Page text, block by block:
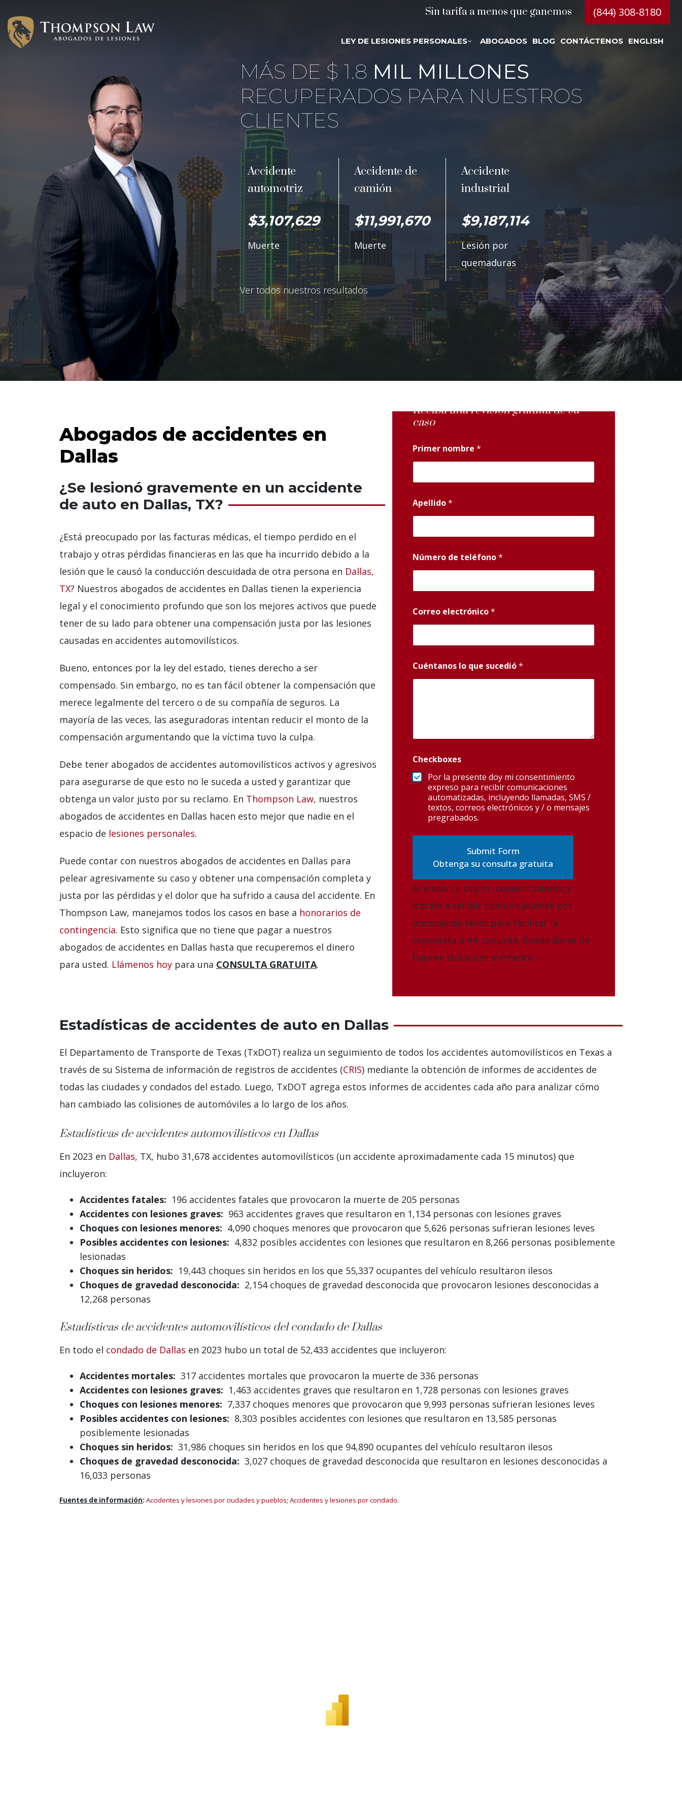
Sin tarifa a menos que ganemos (844) 308-8180
LEY DE LESIONES PERSONALES ABOGADOS BLOG CONTÁCTENOS ENGLISH
MÁS DE $ 1.8 MIL MILLONES
RECUPERADOS PARA NUESTROS
CLIENTES
Accidente
automotriz
$3,107,629
Muerte
Accidente de
camión
$11,991,670
Muerte
Accidente
industrial
$9,187,114
Lesión por
quemaduras
Ver todos nuestros resultados
Abogados de accidentes en
Dallas
¿Se lesionó gravemente en un accidente
de auto en Dallas, TX?
¿Está preocupado por las facturas médicas, el tiempo perdido en el
trabajo y otras pérdidas financieras en las que ha incurrido debido a la
lesión que le causó la conducción descuidada de otra persona en Dallas,
TX? Nuestros abogados de accidentes en Dallas tienen la experiencia
legal y el conocimiento profundo que son los mejores activos que puede
tener de su lado para obtener una compensación justa por las lesiones
causadas en accidentes automovilísticos.
Bueno, entonces por la ley del estado, tienes derecho a ser
compensado. Sin embargo, no es tan fácil obtener la compensación que
merece legalmente del tercero o de su compañía de seguros. La
mayoría de las veces, las aseguradoras intentan reducir el monto de la
compensación argumentando que la víctima tuvo la culpa.
Debe tener abogados de accidentes automovilísticos activos y agresivos
para asegurarse de que esto no le suceda a usted y garantizar que
obtenga un valor justo por su reclamo. En Thompson Law, nuestros
abogados de accidentes en Dallas hacen esto mejor que nadie en el
espacio de lesiones personales.
Puede contar con nuestros abogados de accidentes en Dallas para
pelear agresivamente su caso y obtener una compensación completa y
justa por las pérdidas y el dolor que ha sufrido a causa del accidente. En
Thompson Law, manejamos todos los casos en base a honorarios de
contingencia. Esto significa que no tiene que pagar a nuestros
abogados de accidentes en Dallas hasta que recuperemos el dinero
para usted. Llámenos hoy para una CONSULTA GRATUITA.
Reciba una revisión gratuita de su
caso
Primer nombre*
Apellido*
Número de teléfono*
Correo electrónico*
Cuéntanos lo que sucedió*
Checkboxes
Por la presente doy mi consentimiento
expreso para recibir comunicaciones
automatizadas, incluyendo llamadas, SMS /
textos, correos electrónicos y / o mensajes
pregrabados.
Obtenga su consulta gratuita
Al enviarlo, doy mi consentimiento y
opción a recibir comunicaciones por
mensaje de texto para facilitar la
respuesta a mi consulta. Puede darse de
baja en cualquier momento.
Estadísticas de accidentes de auto en Dallas
El Departamento de Transporte de Texas (TxDOT) realiza un seguimiento de todos los accidentes automovilísticos en Texas a
través de su Sistema de información de registros de accidentes (CRIS) mediante la obtención de informes de accidentes de
todas las ciudades y condados del estado. Luego, TxDOT agrega estos informes de accidentes cada año para analizar cómo
han cambiado las colisiones de automóviles a lo largo de los años.
Estadísticas de accidentes automovilísticos en Dallas
En 2023 en Dallas, TX, hubo 31,678 accidentes automovilísticos (un accidente aproximadamente cada 15 minutos) que
incluyeron:
Accidentes fatales: 196 accidentes fatales que provocaron la muerte de 205 personas
Accidentes con lesiones graves: 963 accidentes graves que resultaron en 1,134 personas con lesiones graves
Choques con lesiones menores: 4,090 choques menores que provocaron que 5,626 personas sufrieran lesiones leves
Posibles accidentes con lesiones: 4,832 posibles accidentes con lesiones que resultaron en 8,266 personas posiblemente
lesionadas
Choques sin heridos: 19,443 choques sin heridos en los que 55,337 ocupantes del vehículo resultaron ilesos
Choques de gravedad desconocida: 2,154 choques de gravedad desconocida que provocaron lesiones desconocidas a
12,268 personas
Estadísticas de accidentes automovilísticos del condado de Dallas
En todo el condado de Dallas en 2023 hubo un total de 52,433 accidentes que incluyeron:
Accidentes mortales: 317 accidentes mortales que provocaron la muerte de 336 personas
Accidentes con lesiones graves: 1,463 accidentes graves que resultaron en 1,728 personas con lesiones graves
Choques con lesiones menores: 7,337 choques menores que provocaron que 9,993 personas sufrieran lesiones leves
Posibles accidentes con lesiones: 8,303 posibles accidentes con lesiones que resultaron en 13,585 personas
posiblemente lesionadas
Choques sin heridos: 31,986 choques sin heridos en los que 94,890 ocupantes del vehículo resultaron ilesos
Choques de gravedad desconocida: 3,027 choques de gravedad desconocida que resultaron en lesiones desconocidas a
16,033 personas
Fuentes de información: Accidentes y lesiones por ciudades y pueblos; Accidentes y lesiones por condado.